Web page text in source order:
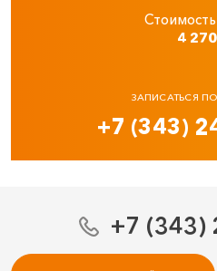
Стоимость
4 270
ЗАПИСАТЬСЯ
+7 (343)
+7 (343)